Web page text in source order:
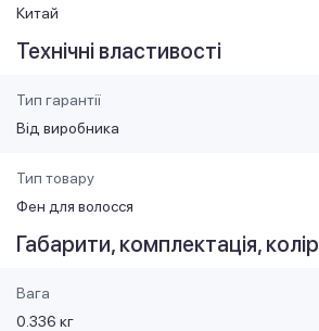
Китай
Технічні властивості
Тип гарантії
Від виробника
Тип товару
Фен для волосся
Габарити, комплектація, колір
Вага
0.336 кг